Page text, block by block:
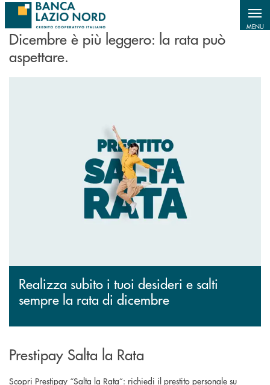
MENU
Dicembre è più leggero: la rata può
aspettare.
Realizza subito i tuoi desideri e salti
sempre la rata di dicembre
Prestipay Salta la Rata
Scopri Prestipay “Salta la Rata”: richiedi il prestito personale su